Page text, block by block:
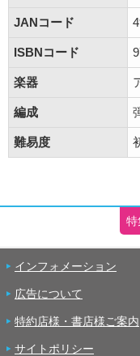
JANコード
ISBNコード
楽器
編成
難易度
特
インフォメーション
広告について
特約店様・書店様ご案内
サイトポリシー